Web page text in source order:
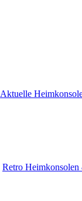
Aktuelle
Retro